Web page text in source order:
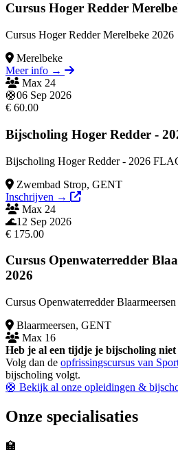
Cursus Hoger Redder
Cursus Hoger Redder Merelbeke 2026
Merelbeke
Meer info →
Max 24
Evenement kaart voor Cursus Hoger
🛟06 Sep 2026
€ 60.00
Bijscholing Hoger Redder -
Bijscholing Hoger Redder - 2026
Zwembad Strop, GENT
Inschrijven →
Max 24
Evenement kaart voor Bijscholing
🌊12 Sep 2026
€ 175.00
Cursus Openwaterredder
2026
Cursus Openwaterredder
Blaarmeersen, GENT
Max 16
Evenement kaart voor Cursus
Heb je al een tijdje je bijscholing niet
Volg dan de opfrissingscursus van
bijscholing volgt.
🛟 Bekijk al onze opleidingen &
Onze specialisaties
🏫